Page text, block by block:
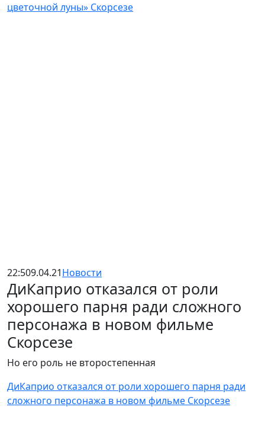
цветочной луны» Скорсезе
22:509.04.21Новости
ДиКаприо отказался от роли
хорошего парня ради сложного
персонажа в новом фильме
Скорсезе
Но его роль не второстепенная
ДиКаприо отказался от роли хорошего парня ради
сложного персонажа в новом фильме Скорсезе